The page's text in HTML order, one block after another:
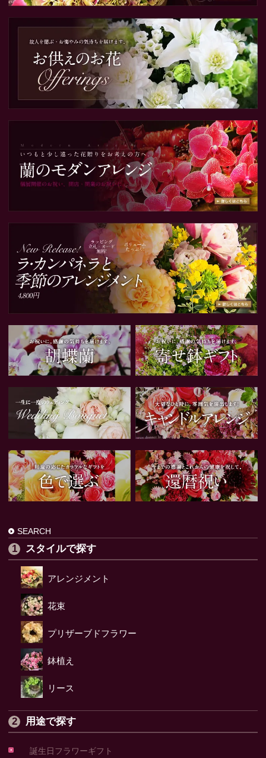
SEARCH
スタイルで探す
アレンジメント
花束
プリザーブドフラワー
鉢植え
リース
用途で探す
誕生日フラワーギフト